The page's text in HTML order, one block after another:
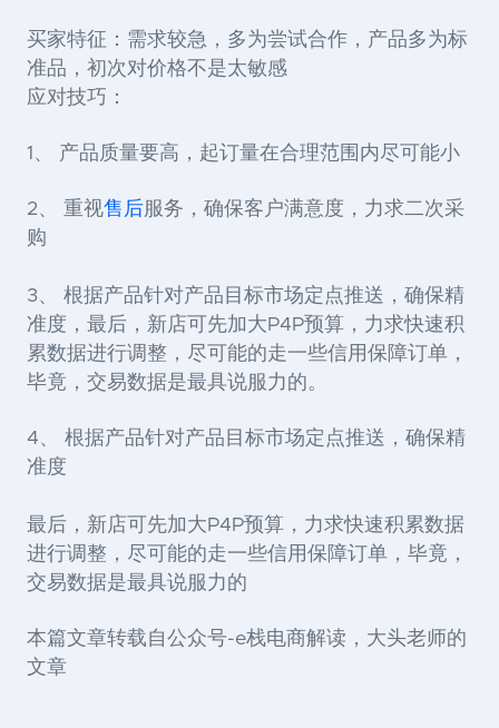
买家特征：需求较急，多为尝试合作，产品多为标
准品，初次对价格不是太敏感
应对技巧：
1、 产品质量要高，起订量在合理范围内尽可能小
2、 重视售后服务，确保客户满意度，力求二次采
购
3、 根据产品针对产品目标市场定点推送，确保精
准度，最后，新店可先加大P4P预算，力求快速积
累数据进行调整，尽可能的走一些信用保障订单，
毕竟，交易数据是最具说服力的。
4、 根据产品针对产品目标市场定点推送，确保精
准度
最后，新店可先加大P4P预算，力求快速积累数据
进行调整，尽可能的走一些信用保障订单，毕竟，
交易数据是最具说服力的
本篇文章转载自公众号-e栈电商解读，大头老师的
文章